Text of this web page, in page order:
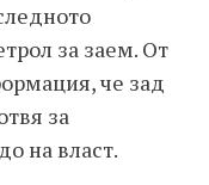
за заем. От
че зад
за
на власт.